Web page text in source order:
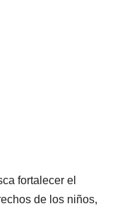
fortalecer el
de los niños,